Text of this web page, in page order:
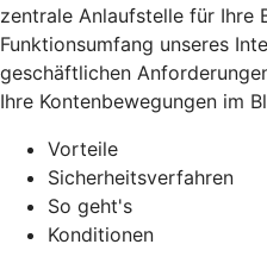
zentrale Anlaufstelle für Ihre
Funktionsumfang unseres
geschäftlichen
Ihre Kontenbewegungen im
Vorteile
Sicherheitsverfahren
So geht's
Konditionen